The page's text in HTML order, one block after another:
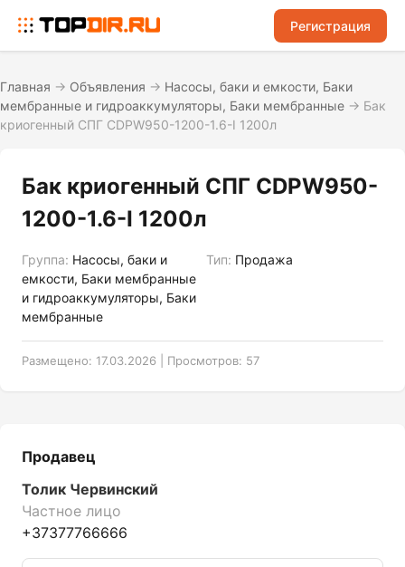
Регистрация
Главная → Объявления → Насосы, баки и емкости, Баки
мембранные и гидроаккумуляторы, Баки мембранные → Бак
криогенный СПГ CDPW950-1200-1.6-I 1200л
Бак криогенный СПГ CDPW950-
1200-1.6-I 1200л
Группа: Насосы, баки и
емкости, Баки мембранные
и гидроаккумуляторы, Баки
мембранные
Тип: Продажа
Размещено: 17.03.2026 | Просмотров: 57
Продавец
Толик Червинский
Частное лицо
+37377766666